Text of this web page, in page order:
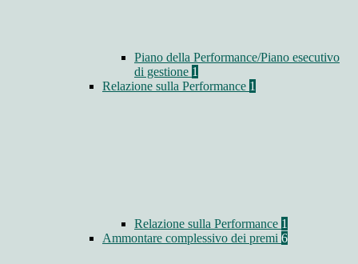
Piano della Performance/Piano esecutivo
di gestione 1
Relazione sulla Performance 1
Relazione sulla Performance 1
Ammontare complessivo dei premi 6